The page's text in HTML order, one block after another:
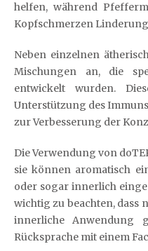
helfen, während
Kopfschmerzen
Neben einzelnen
Mischungen an, die
entwickelt wurden.
Unterstützung des
zur Verbesserung der
Die Verwendung von
sie können aromatisch
oder sogar innerlich
wichtig zu beachten, dass
innerliche Anwendung
Rücksprache mit einem